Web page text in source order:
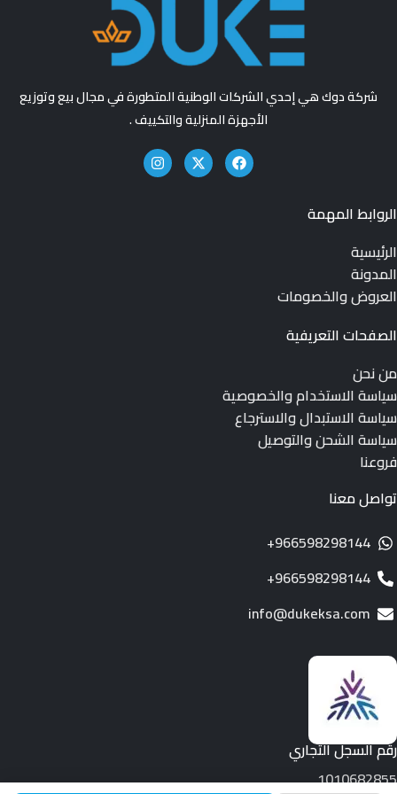
شركة دوك هي إحدي الشركات الوطنية المتطورة في مجال بيع وتوزيع
الأجهزة المنزلية والتكييف .
الروابط المهمة
الرئيسية
المدونة
العروض والخصومات
الصفحات التعريفية
من نحن
سياسة الاستخدام والخصوصية
سياسة الاستبدال والاسترجاع
سياسة الشحن والتوصيل
فروعنا
تواصل معنا
966598298144+
966598298144+
info@dukeksa.com
رقم السجل التجاري
1010682855